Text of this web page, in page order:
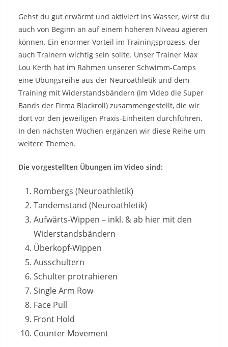
Gehst du gut erwärmt und aktiviert ins Wasser, wirst du
auch von Beginn an auf einem höheren Niveau agieren
können. Ein enormer Vorteil im Trainingsprozess, der
auch Trainern wichtig sein sollte. Unser Trainer Max
Lou Kerth hat im Rahmen unserer Schwimm-Camps
eine Übungsreihe aus der Neuroathletik und dem
Training mit Widerstandsbändern (im Video die Super
Bands der Firma Blackroll) zusammengestellt, die wir
dort vor den jeweiligen Praxis-Einheiten durchführen.
In den nächsten Wochen ergänzen wir diese Reihe um
weitere Themen.
Die vorgestellten Übungen im Video sind:
Rombergs (Neuroathletik)
Tandemstand (Neuroathletik)
Aufwärts-Wippen – inkl. & ab hier mit den
Widerstandsbändern
Überkopf-Wippen
Ausschultern
Schulter protrahieren
Single Arm Row
Face Pull
Front Hold
Counter Movement